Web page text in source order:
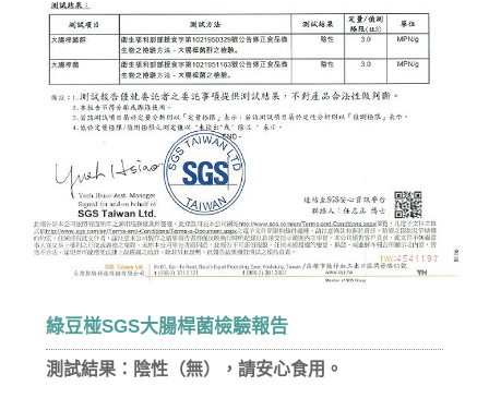
綠豆椪SGS大腸桿菌檢驗報告
測試結果：陰性（無），請安心食用。